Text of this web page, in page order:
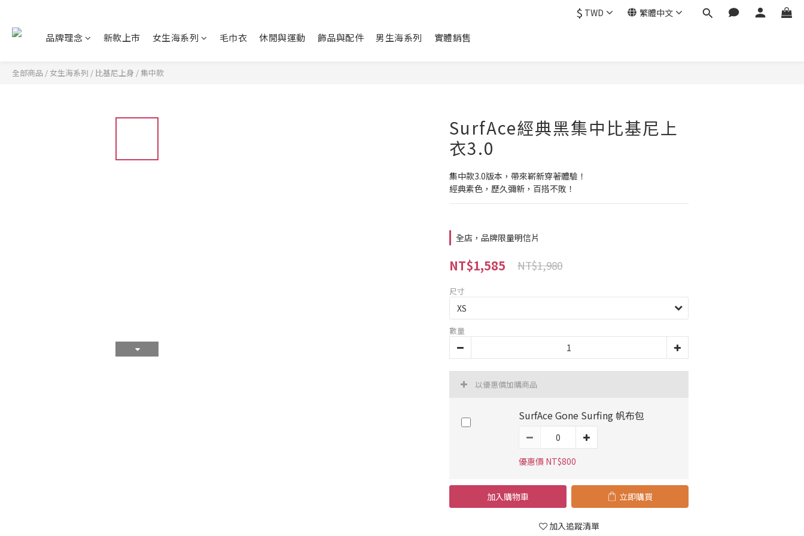
$ TWD 繁體中文
品牌理念 新款上市 女生海系列 毛巾衣 休閒與運動 飾品與配件 男生海系列 實體銷售
全部商品 / 女生海系列 / 比基尼上身 / 集中款
SurfAce經典黑集中比基尼上
衣3.0
集中款3.0版本，帶來嶄新穿著體驗！
經典素色，歷久彌新，百搭不敗！
全店，品牌限量明信片
NT$1,585 NT$1,980
尺寸
數量
以優惠價加購商品
SurfAce Gone Surfing 帆布包
優惠價 NT$800
加入購物車 立即購買
加入追蹤清單